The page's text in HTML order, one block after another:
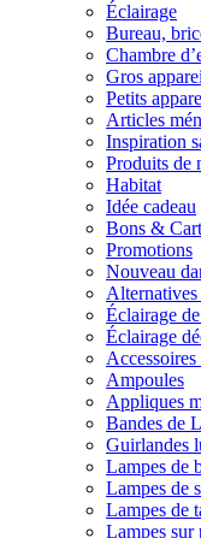
Éclairage
Bureau,
Chambre
Gros
Petits
Articles
Inspiration
Produits de
Habitat
Idée cadeau
Bons &
Promotions
Nouveau
Alternatives
Éclairage
Éclairage
Accessoires
Ampoules
Appliques
Bandes de
Guirlandes
Lampes de
Lampes de
Lampes de
Lampes sur